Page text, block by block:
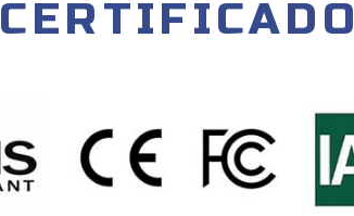
CERTIFICADO